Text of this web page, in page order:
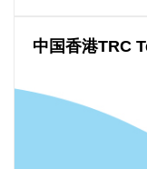
中国香港TRC